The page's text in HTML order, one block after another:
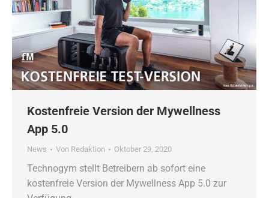
Kostenfreie Version der Mywellness
App 5.0
News Von Redaktion Oktober 29, 2020
Technogym stellt Betreibern ab sofort eine
kostenfreie Version der Mywellness App 5.0 zur